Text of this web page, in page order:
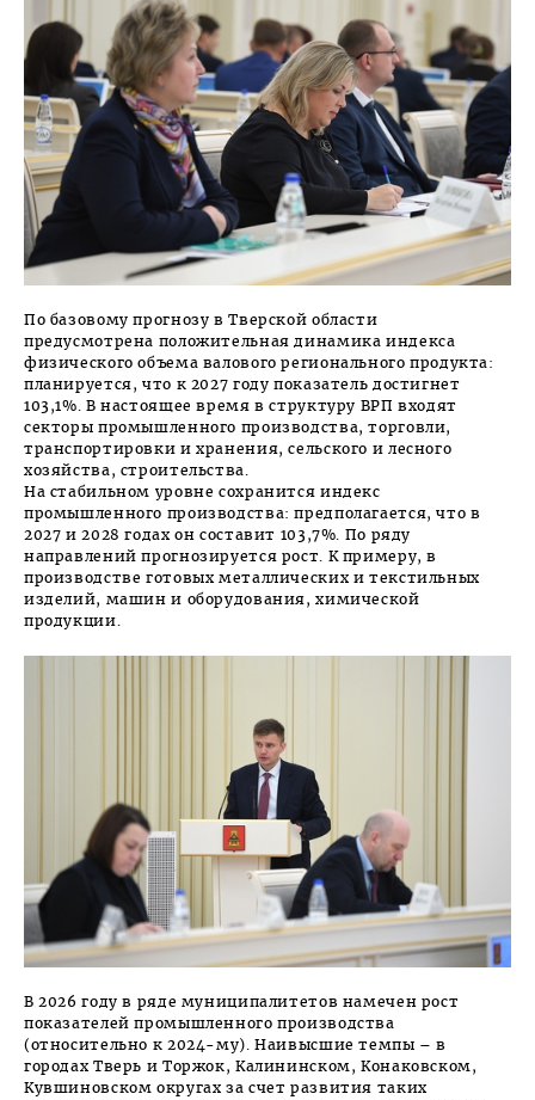
По базовому прогнозу в Тверской области
предусмотрена положительная динамика индекса
физического объема валового регионального продукта:
планируется, что к 2027 году показатель достигнет
103,1%. В настоящее время в структуру ВРП входят
секторы промышленного производства, торговли,
транспортировки и хранения, сельского и лесного
хозяйства, строительства.
На стабильном уровне сохранится индекс
промышленного производства: предполагается, что в
2027 и 2028 годах он составит 103,7%. По ряду
направлений прогнозируется рост. К примеру, в
производстве готовых металлических и текстильных
изделий, машин и оборудования, химической
продукции.
В 2026 году в ряде муниципалитетов намечен рост
показателей промышленного производства
(относительно к 2024-му). Наивысшие темпы – в
городах Тверь и Торжок, Калининском, Конаковском,
Кувшиновском округах за счет развития таких